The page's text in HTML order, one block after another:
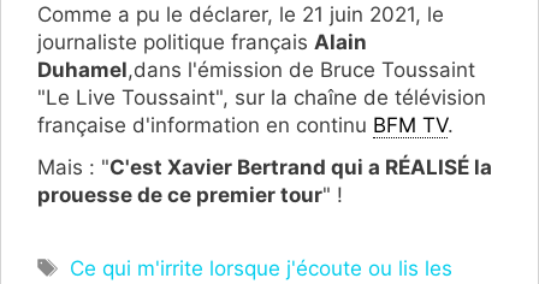
Comme a pu le déclarer, le 21 juin 2021, le
journaliste politique français Alain
Duhamel,dans l'émission de Bruce Toussaint
"Le Live Toussaint", sur la chaîne de télévision
française d'information en continu BFM TV.
Mais : "C'est Xavier Bertrand qui a RÉALISÉ la
prouesse de ce premier tour" !
Étiquettes
Ce qui m'irrite lorsque j'écoute ou lis les